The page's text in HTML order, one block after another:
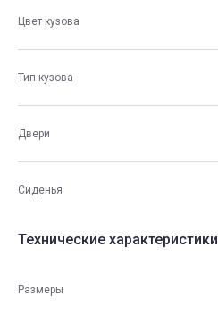
Цвет кузова
Тип кузова
Двери
Сиденья
Технические характеристики
Размеры